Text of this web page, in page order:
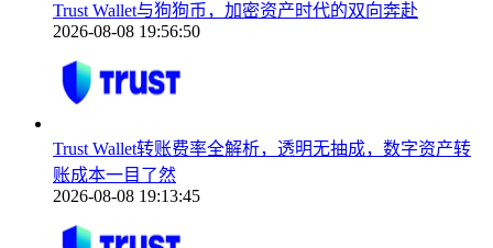
Trust Wallet与狗狗币，加密资产时代的双向奔赴
2026-08-08 19:56:50
Trust Wallet转账费率全解析，透明无抽成，数字资产转
账成本一目了然
2026-08-08 19:13:45